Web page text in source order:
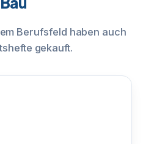
Berufsfeld haben auch
gekauft.